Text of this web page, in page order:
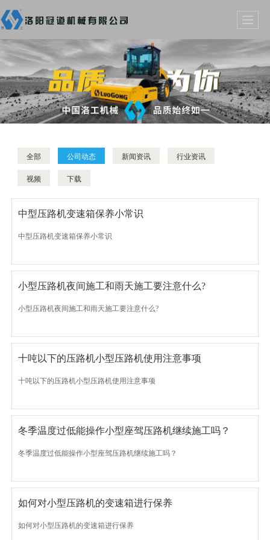
全部 公司动态 新闻资讯 行业资讯
视频 下载
中型压路机变速箱保养小常识
中型压路机变速箱保养小常识
小型压路机夜间施工和雨天施工要注意什么?
小型压路机夜间施工和雨天施工要注意什么?
十吨以下的压路机小型压路机使用注意事项
十吨以下的压路机小型压路机使用注意事项
冬季温度过低能操作小型座驾压路机继续施工吗？
冬季温度过低能操作小型座驾压路机继续施工吗？
如何对小型压路机的变速箱进行保养
如何对小型压路机的变速箱进行保养